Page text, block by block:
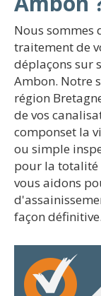
Nous sommes
traitement de
déplaçons sur
Ambon. Notre
région
de vos
componset la
ou simple
pour la totalité
vous aidons
façon définitive.